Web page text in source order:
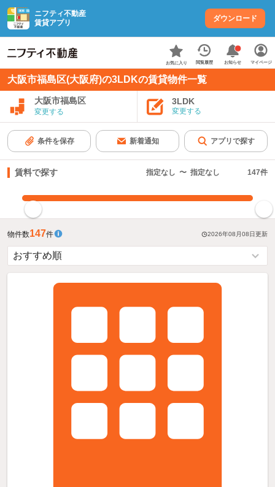
ニフティ不動産
賃貸アプリ
ダウンロード
お気に入り 閲覧履歴 お知らせ マイページ
大阪市福島区(大阪府)の3LDKの賃貸物件一覧
大阪市福島区
変更する
3LDK
変更する
条件を保存 新着通知 アプリで探す
賃料で探す 指定なし 〜 指定なし 147件
物件数147件 2026年08月08日更新